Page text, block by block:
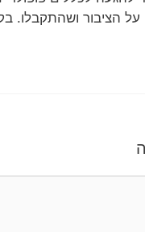
הציבור ושהתקבלו.